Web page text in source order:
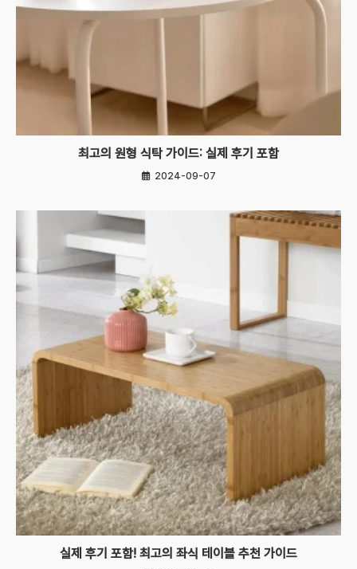
최고의 원형 식탁 가이드: 실제 후기 포함
2024-09-07
실제 후기 포함! 최고의 좌식 테이블 추천 가이드